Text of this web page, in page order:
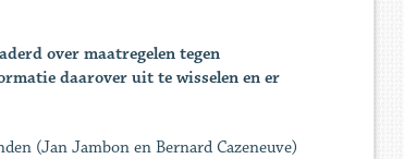
over maatregelen tegen
daarover uit te wisselen en er
(Jan Jambon en Bernard Cazeneuve)